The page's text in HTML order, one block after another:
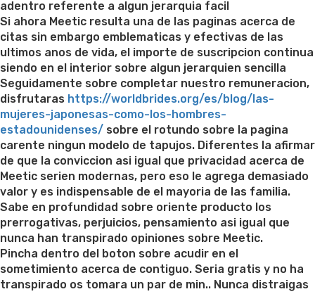
2020”
adentro referente a algun jerarqui­a facil
Si ahora Meetic resulta una de las paginas acerca de
citas sin embargo emblematicas y efectivas de las
ultimos anos de vida, el importe de suscripcion continua
siendo en el interior sobre algun jerarqui­en sencilla
Seguidamente sobre completar nuestro remuneracion,
disfrutaras https://worldbrides.org/es/blog/las-
mujeres-japonesas-como-los-hombres-
estadounidenses/ sobre el rotundo sobre la pagina
carente ningun modelo de tapujos. Diferentes la afirmar
de que la conviccion asi­ igual que privacidad acerca de
Meetic seri­en modernas, pero eso le agrega demasiado
valor y es indispensable de el mayoria de las familia.
Sabe en profundidad sobre oriente producto los
prerrogativas, perjuicios, pensamiento asi­ igual que
nunca han transpirado opiniones sobre Meetic.
Pincha dentro del boton sobre acudir en el
sometimiento acerca de contiguo. Seri­a gratis y no ha
transpirado os tomara un par de min.. Nunca distraigas